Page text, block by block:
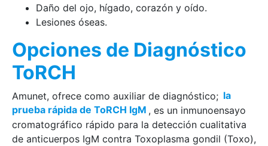
Daño del ojo, hígado, corazón y oído.
Lesiones óseas.
Opciones de Diagnóstico
ToRCH
Amunet, ofrece como auxiliar de diagnóstico; la
prueba rápida de ToRCH IgM , es un inmunoensayo
cromatográfico rápido para la detección cualitativa
de anticuerpos IgM contra Toxoplasma gondil (Toxo),